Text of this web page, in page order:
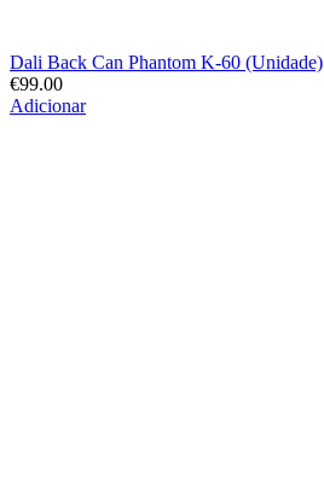
Dali Back Can Phantom K-60 (Unidade)
€99.00
Adicionar